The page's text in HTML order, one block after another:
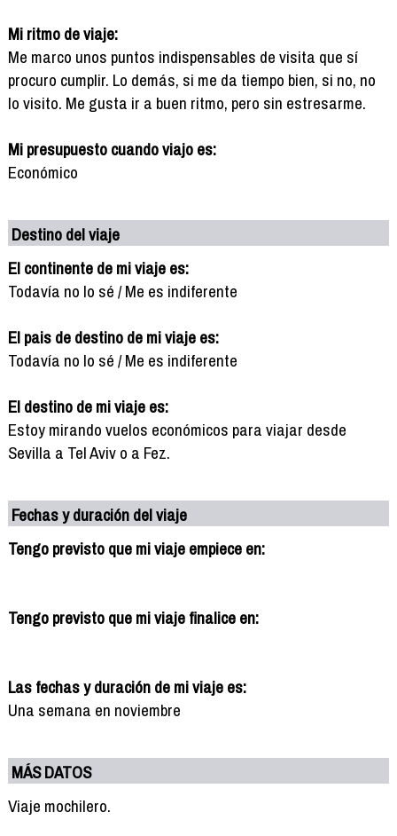
Mi ritmo de viaje:
Me marco unos puntos indispensables de visita que sí
procuro cumplir. Lo demás, si me da tiempo bien, si no, no
lo visito. Me gusta ir a buen ritmo, pero sin estresarme.
Mi presupuesto cuando viajo es:
Económico
Destino del viaje
El continente de mi viaje es:
Todavía no lo sé / Me es indiferente
El pais de destino de mi viaje es:
Todavía no lo sé / Me es indiferente
El destino de mi viaje es:
Estoy mirando vuelos económicos para viajar desde
Sevilla a Tel Aviv o a Fez.
Fechas y duración del viaje
Tengo previsto que mi viaje empiece en:
Tengo previsto que mi viaje finalice en:
Las fechas y duración de mi viaje es:
Una semana en noviembre
MÁS DATOS
Viaje mochilero.